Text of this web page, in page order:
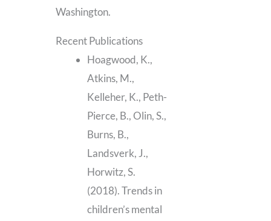
Washington.
Recent Publications
Hoagwood, K.,
Atkins, M.,
Kelleher, K., Peth-
Pierce, B., Olin, S.,
Burns, B.,
Landsverk, J.,
Horwitz, S.
(2018). Trends in
children’s mental